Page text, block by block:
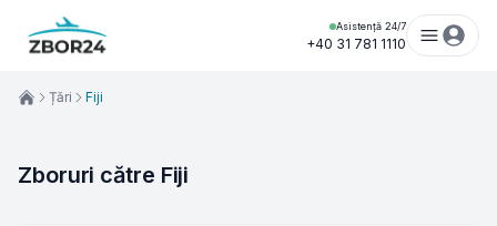
Asistență 24/7
+40 31 781 1110
Țări Fiji
Zboruri către Fiji